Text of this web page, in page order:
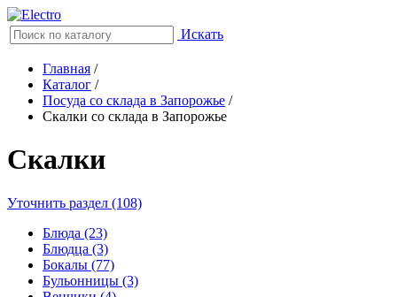
Искать
Главная /
Каталог /
Посуда со склада в Запорожье /
Скалки со склада в Запорожье
Скалки
Уточнить раздел (108)
Блюда (23)
Блюдца (3)
Бокалы (77)
Бульонницы (3)